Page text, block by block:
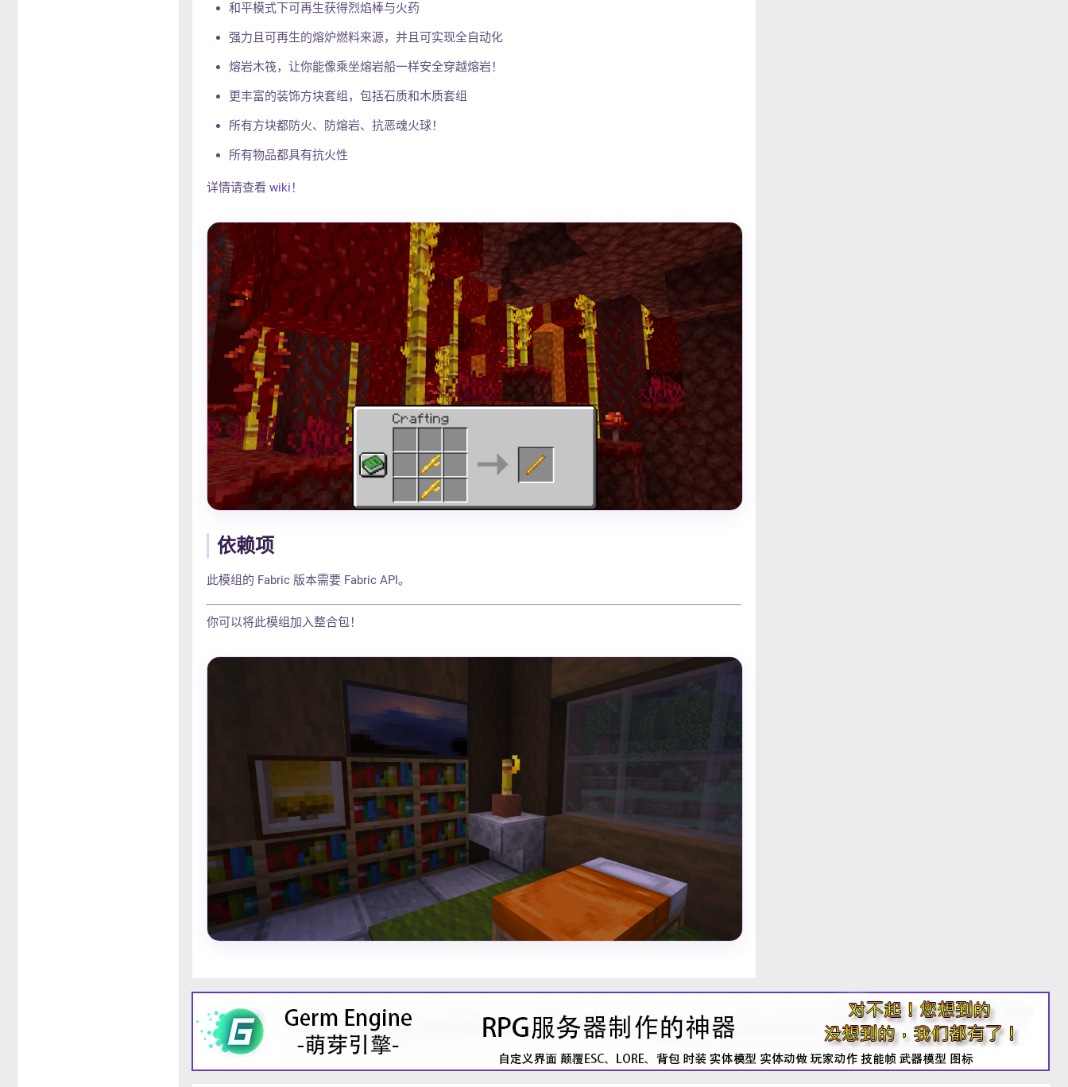
和平模式下可再生获得烈焰棒与火药
强力且可再生的熔炉燃料来源，并且可实现全自动化
熔岩木筏，让你能像乘坐熔岩船一样安全穿越熔岩！
更丰富的装饰方块套组，包括石质和木质套组
所有方块都防火、防熔岩、抗恶魂火球！
所有物品都具有抗火性
详情请查看wiki ！
依赖项
此模组的 Fabric 版本需要 Fabric API。
你可以将此模组加入整合包！